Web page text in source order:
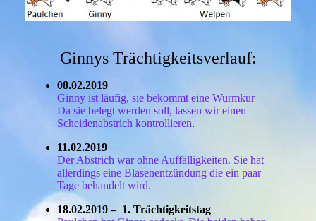
Ginnys Trächtigkeitsverlauf:
08.02.2019
Ginny ist läufig, sie bekommt eine Wurmkur
Da sie belegt werden soll, lassen wir einen
Scheidenabstrich kontrollieren.
11.02.2019
Der Abstrich war ohne Auffälligkeiten. Sie hat
allerdings eine Blasenentzündung die ein paar
Tage behandelt wird.
18.02.2019 – 1. Trächtigkeitstag